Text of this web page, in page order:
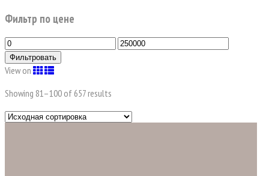
Фильтр по цене
Фильтровать
View on
Showing 81–100 of 657 results